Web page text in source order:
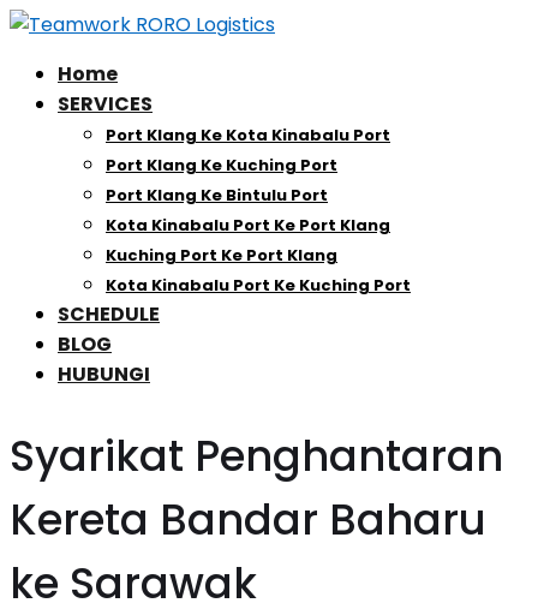
Home
SERVICES
Port Klang Ke Kota Kinabalu Port
Port Klang Ke Kuching Port
Port Klang Ke Bintulu Port
Kota Kinabalu Port Ke Port Klang
Kuching Port Ke Port Klang
Kota Kinabalu Port Ke Kuching Port
SCHEDULE
BLOG
HUBUNGI
Syarikat Penghantaran
Kereta Bandar Baharu
ke Sarawak